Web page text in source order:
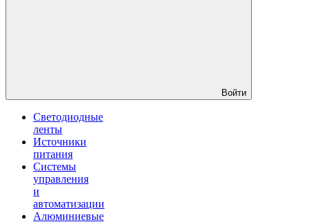
Войти
Светодиодные
ленты
Источники
питания
Системы
управления
и
автоматизации
Алюминиевые